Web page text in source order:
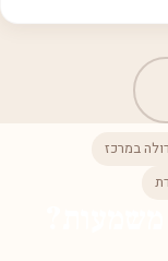
במרכז